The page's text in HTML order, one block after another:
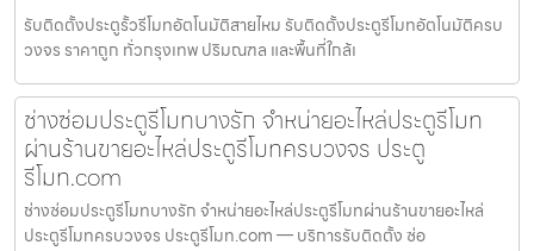
รับติดตั้งประตูรั้วรีโมทอัตโนมัติสายไหม รับติดตั้งประตูรีโมทอัตโนมัติครบ
วงจร ราคาถูก ทั่วกรุงเทพ ปริมณฑล และพื้นที่ใกล้เ
ช่างซ่อมประตูรีโมทบางรัก จำหน่ายอะไหล่ประตูรีโมท
ผ่านร้านขายอะไหล่ประตูรีโมทครบวงจร ประตู
รีโมท.com
ช่างซ่อมประตูรีโมทบางรัก จำหน่ายอะไหล่ประตูรีโมทผ่านร้านขายอะไหล่
ประตูรีโมทครบวงจร ประตูรีโมท.com — บริการรับติดตั้ง ซ่อ